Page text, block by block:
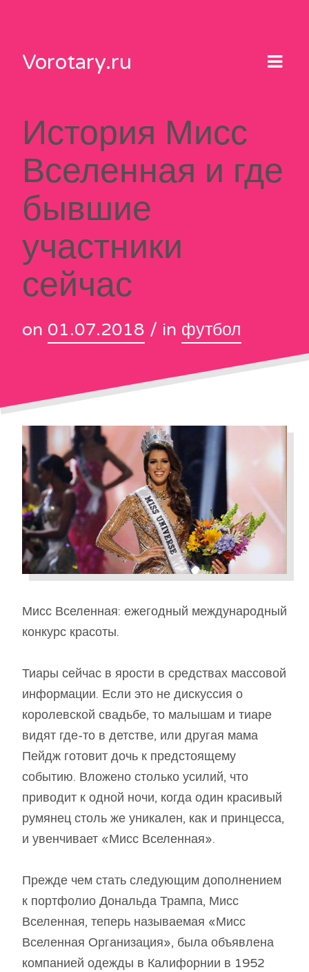
contentVorotary.ru
История Мисс
Вселенная и где
бывшие
участники
сейчас
on 01.07.2018 / in футбол
Мисс Вселенная: ежегодный международный
конкурс красоты.
Тиары сейчас в ярости в средствах массовой
информации. Если это не дискуссия о
королевской свадьбе, то малышам и тиаре
видят где-то в детстве, или другая мама
Пейдж готовит дочь к предстоящему
событию. Вложено столько усилий, что
приводит к одной ночи, когда один красивый
румянец столь же уникален, как и принцесса,
и увенчивает «Мисс Вселенная».
Прежде чем стать следующим дополнением
к портфолио Дональда Трампа, Мисс
Вселенная, теперь называемая «Мисс
Вселенная Организация», была объявлена ​​
компанией одежды в Калифорнии в 1952